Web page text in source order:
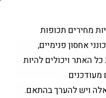
בקשה להצעה
מחירים תכופות
אחסון פנימיים,
האתר ויכולים להיות
מעודכנים
ויש להערך בהתאם.